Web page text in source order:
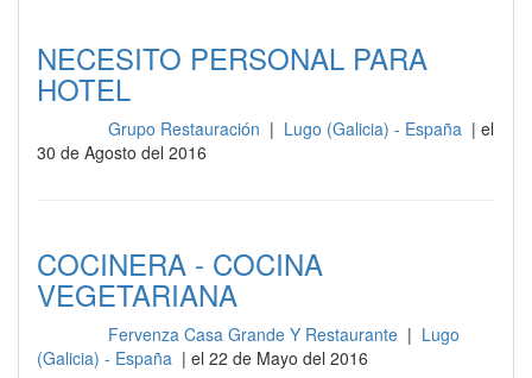
NECESITO PERSONAL PARA
HOTEL
Grupo Restauración | Lugo (Galicia) - España | el
30 de Agosto del 2016
COCINERA - COCINA
VEGETARIANA
Fervenza Casa Grande Y Restaurante | Lugo
(Galicia) - España | el 22 de Mayo del 2016